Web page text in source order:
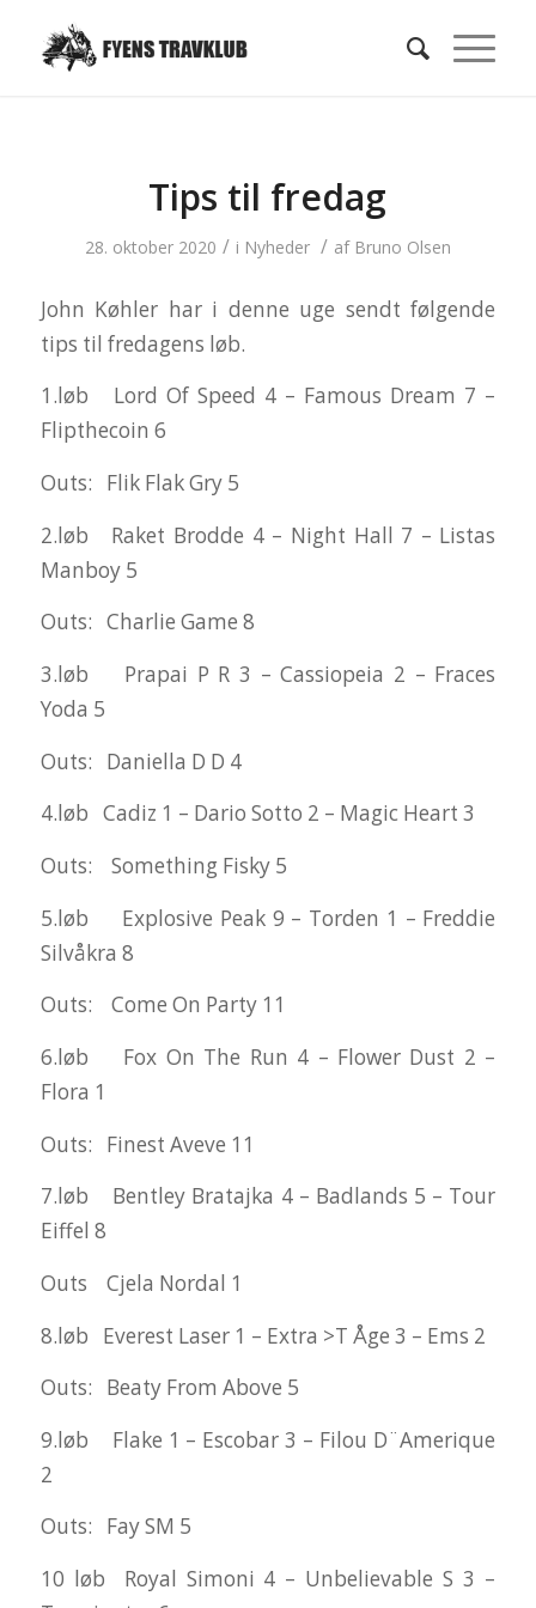
Tips til fredag
28. oktober 2020 / i Nyheder / af Bruno Olsen
John Køhler har i denne uge sendt følgende
tips til fredagens løb.
1.løb Lord Of Speed 4 – Famous Dream 7 –
Flipthecoin 6
Outs: Flik Flak Gry 5
2.løb Raket Brodde 4 – Night Hall 7 – Listas
Manboy 5
Outs: Charlie Game 8
3.løb Prapai P R 3 – Cassiopeia 2 – Fraces
Yoda 5
Outs: Daniella D D 4
4.løb Cadiz 1 – Dario Sotto 2 – Magic Heart 3
Outs: Something Fisky 5
5.løb Explosive Peak 9 – Torden 1 – Freddie
Silvåkra 8
Outs: Come On Party 11
6.løb Fox On The Run 4 – Flower Dust 2 –
Flora 1
Outs: Finest Aveve 11
7.løb Bentley Bratajka 4 – Badlands 5 – Tour
Eiffel 8
Outs Cjela Nordal 1
8.løb Everest Laser 1 – Extra >T Åge 3 – Ems 2
Outs: Beaty From Above 5
9.løb Flake 1 – Escobar 3 – Filou D¨Amerique
2
Outs: Fay SM 5
10 løb Royal Simoni 4 – Unbelievable S 3 –